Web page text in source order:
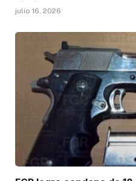
julio 16, 2026